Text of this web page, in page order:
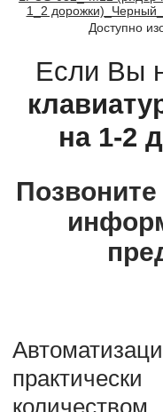
Доступно
Если Вы
на 1-2